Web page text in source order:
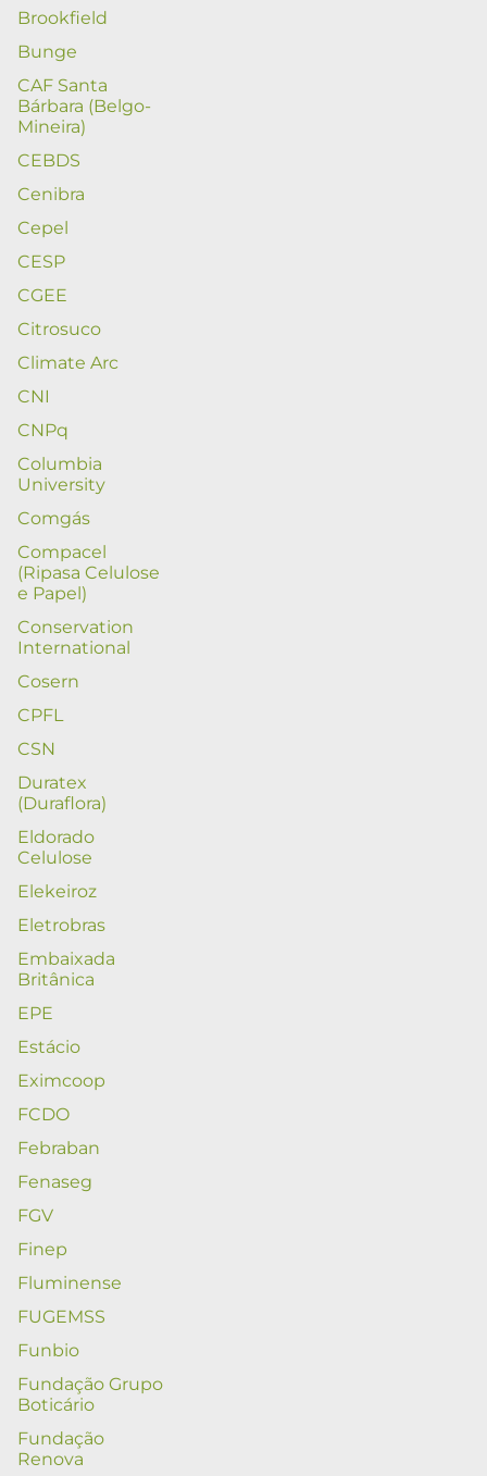
Brookfield
Bunge
CAF Santa
Bárbara (Belgo-
Mineira)
CEBDS
Cenibra
Cepel
CESP
CGEE
Citrosuco
Climate Arc
CNI
CNPq
Columbia
University
Comgás
Compacel
(Ripasa Celulose
e Papel)
Conservation
International
Cosern
CPFL
CSN
Duratex
(Duraflora)
Eldorado
Celulose
Elekeiroz
Eletrobras
Embaixada
Britânica
EPE
Estácio
Eximcoop
FCDO
Febraban
Fenaseg
FGV
Finep
Fluminense
FUGEMSS
Funbio
Fundação Grupo
Boticário
Fundação
Renova